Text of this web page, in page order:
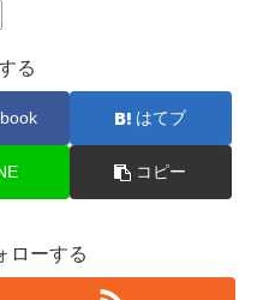
る
はてブ
コピー
ローする